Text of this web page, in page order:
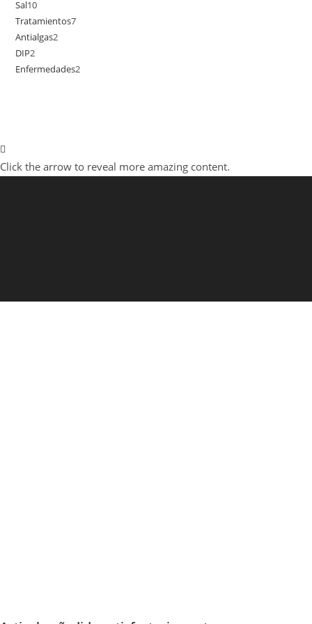
Sal1010
productos
Tratamientos77
Antialgas22
DIP22
productos
Enfermedades22
Click the arrow to reveal more amazing content.